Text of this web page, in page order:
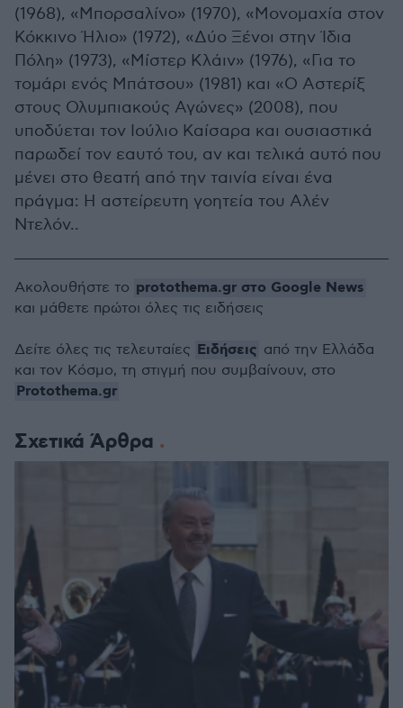
(1968), «Μπορσαλίνο» (1970), «Μονομαχία στον
Κόκκινο Ήλιο» (1972), «Δύο Ξένοι στην Ίδια
Πόλη» (1973), «Μίστερ Κλάιν» (1976), «Για το
τομάρι ενός Μπάτσου» (1981) και «Ο Αστερίξ
στους Ολυμπιακούς Αγώνες» (2008), που
υποδύεται τον Ιούλιο Καίσαρα και ουσιαστικά
παρωδεί τον εαυτό του, αν και τελικά αυτό που
μένει στο θεατή από την ταινία είναι ένα
πράγμα: Η αστείρευτη γοητεία του Αλέν
Ντελόν..
Σχετικά Άρθρα
Ακολουθήστε το protothema.gr στο Google News
και μάθετε πρώτοι όλες τις ειδήσεις
Δείτε όλες τις τελευταίες Ειδήσεις από την Ελλάδα
και τον Κόσμο, τη στιγμή που συμβαίνουν, στο
Protothema.gr